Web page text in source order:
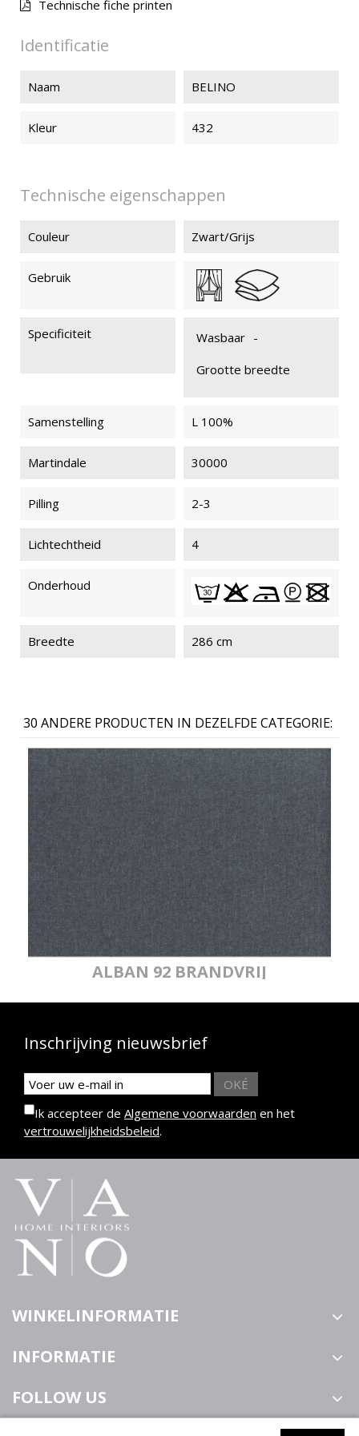
Technische fiche printen
Identificatie
Naam BELINO
Kleur 432
Technische eigenschappen
Couleur Zwart/Grijs
Gebruik
Specificiteit Wasbaar -
Grootte breedte
Samenstelling L 100%
Martindale 30000
Pilling 2-3
Lichtechtheid 4
Onderhoud
Breedte 286 cm
30 ANDERE PRODUCTEN IN DEZELFDE CATEGORIE:
ALBAN 92 BRANDVRIJ
Inschrijving nieuwsbrief
OKÉ
Ik accepteer de Algemene voorwaarden en het
vertrouwelijkheidsbeleid.
WINKELINFORMATIE
INFORMATIE
FOLLOW US